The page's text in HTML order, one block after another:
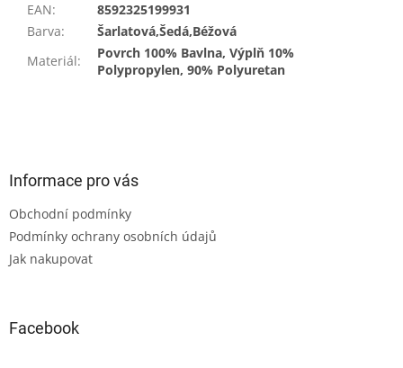
EAN:
8592325199931
Barva:
Šarlatová,Šedá,Béžová
Materiál:
Povrch 100% Bavlna, Výplň 10%
Polypropylen, 90% Polyuretan
Informace pro vás
Obchodní podmínky
Podmínky ochrany osobních údajů
Jak nakupovat
Facebook